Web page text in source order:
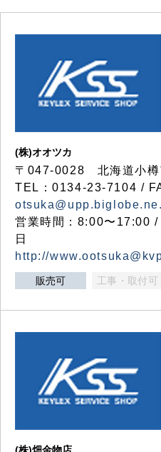
(株)オオツカ
〒047-0028 北海道小樽
TEL：0134-23-7104 /
営業時間：8:00〜17:00 /
日
http://
販売可 工事・取付可